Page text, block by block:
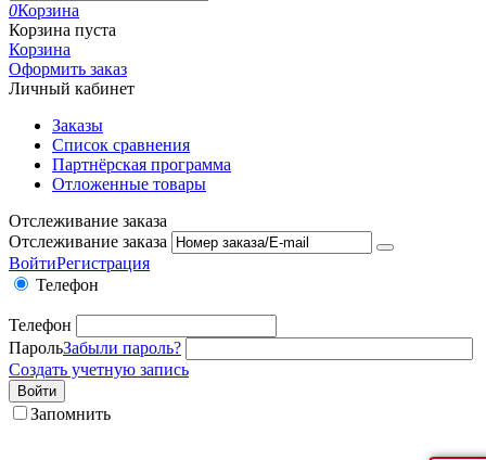
0Корзина
Корзина пуста
Корзина
Оформить заказ
Личный кабинет
Заказы
Список сравнения
Партнёрская программа
Отложенные товары
Отслеживание заказа
Отслеживание заказа
ВойтиРегистрация
Телефон
Телефон
ПарольЗабыли пароль?
Создать учетную запись
Войти
Запомнить